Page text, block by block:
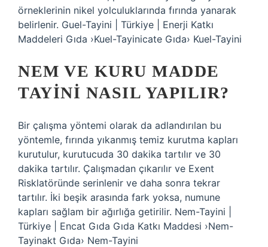
örneklerinin nikel yolculuklarında fırında yanarak
belirlenir. Guel-Tayini | Türkiye | Enerji Katkı
Maddeleri Gıda ›Kuel-Tayinicate Gıda› Kuel-Tayini
NEM VE KURU MADDE
TAYINI NASIL YAPILIR?
Bir çalışma yöntemi olarak da adlandırılan bu
yöntemle, fırında yıkanmış temiz kurutma kapları
kurutulur, kurutucuda 30 dakika tartılır ve 30
dakika tartılır. Çalışmadan çıkarılır ve Exent
Risklatöründe serinlenir ve daha sonra tekrar
tartılır. İki beşik arasında fark yoksa, numune
kapları sağlam bir ağırlığa getirilir. Nem-Tayini |
Türkiye | Encat Gıda Gıda Katkı Maddesi ›Nem-
Tayinakt Gıda› Nem-Tayini